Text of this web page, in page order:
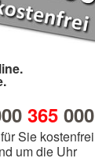
365000
Sie kostenfrei
um die Uhr